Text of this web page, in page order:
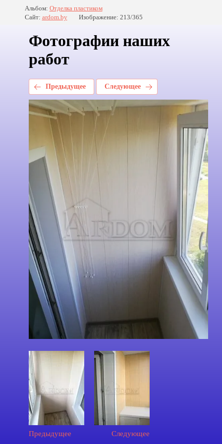
Альбом: Отделка пластиком
Сайт: ardom.by Изображение: 213/365
Фотографии наших
работ
Предыдущее Следующее
Предыдущее Следующее